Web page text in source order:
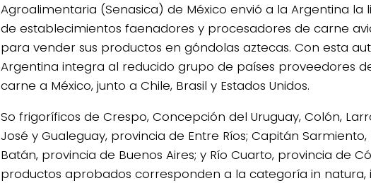
Agroalimentaria (Senasica) de México envió a la Argentina la
de establecimientos faenadores y procesadores de carne
para vender sus productos en góndolas aztecas. Con esta
Argentina integra al reducido grupo de países proveedores
carne a México, junto a Chile, Brasil y Estados Unidos.
So frigoríficos de Crespo, Concepción del Uruguay, Colón,
José y Gualeguay, provincia de Entre Ríos; Capitán
Batán, provincia de Buenos Aires; y Río Cuarto, provincia de
productos aprobados corresponden a la categoría in natura,